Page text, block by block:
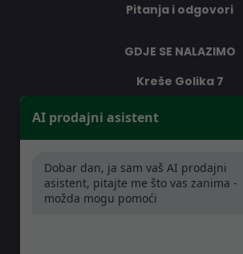
Pitanja i odgovori
GDJE SE NALAZIMO
Kreše Golika 7
RADNO VRIJEME
Pon-Čet: 08:30 - 16:30h
AI prodajni asistent
Dobar dan, ja sam vaš AI prodajni
asistent, pitajte me što vas zanima -
možda mogu pomoći